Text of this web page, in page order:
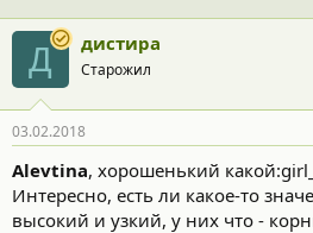
т
о
р
т
е
м
а
н
ч
а
Д дистира
Старожил
03.02.2018
Alevtina, хорошенький
Интересно, есть ли какое-то
высокий и узкий, у них что -